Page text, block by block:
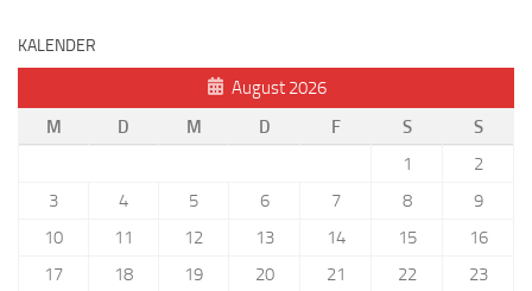
KALENDER
August 2026
M
D M D F S
S
1
2
3
4 5 6 7 8
9
10
11 12 13 14 15
16
17
18 19 20 21 22
23